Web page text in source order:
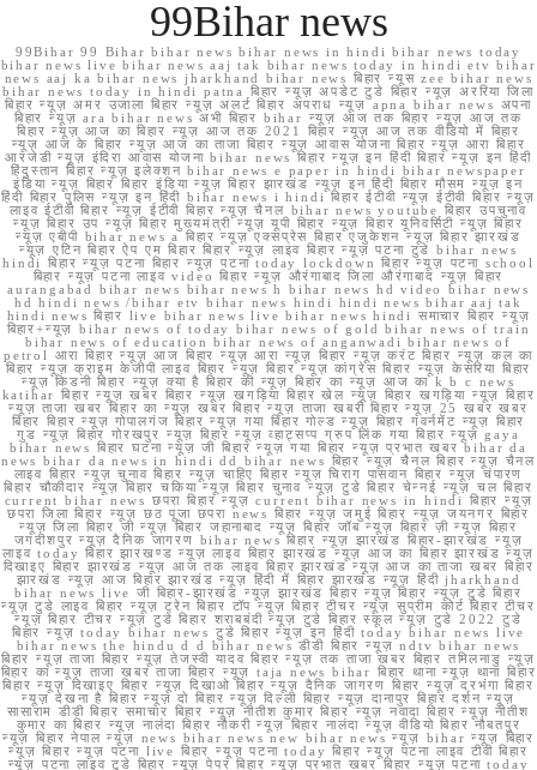
99Bihar news
99Bihar 99 Bihar bihar news bihar news in hindi bihar news today
bihar news live bihar news aaj tak bihar news today in hindi etv bihar
news aaj ka bihar news jharkhand bihar news बिहार न्यूस zee bihar news
bihar news today in hindi patna बिहार न्यूज़ अपडेट टुडे बिहार न्यूज़ अररिया जिला
बिहार न्यूज़ अमर उजाला बिहार न्यूज़ अलर्ट बिहार अपराध न्यूज़ apna bihar news अपना
बिहार न्यूज़ ara bihar news अभी बिहार bihar न्यूज़ आज तक बिहार न्यूज़ आज तक
बिहार न्यूज़ आज का बिहार न्यूज़ आज तक 2021 बिहार न्यूज़ आज तक वीडियो में बिहार
न्यूज़ आज के बिहार न्यूज़ आज का ताजा बिहार न्यूज़ आवास योजना बिहार न्यूज़ आरा बिहार
आरजेडी न्यूज़ इंदिरा आवास योजना bihar news बिहार न्यूज़ इन हिंदी बिहार न्यूज़ इन हिंदी
हिंदुस्तान बिहार न्यूज़ इलेक्शन bihar news e paper in hindi bihar newspaper
इंडिया न्यूज़ बिहार बिहार इंडिया न्यूज़ बिहार झारखंड न्यूज़ इन हिंदी बिहार मौसम न्यूज़ इन
हिंदी बिहार पुलिस न्यूज़ इन हिंदी bihar news i hindi बिहार ईटीवी न्यूज़ ईटीवी बिहार न्यूज़
लाइव ईटीवी बिहार न्यूज़ ईटीवी बिहार न्यूज़ चैनल bihar news youtube बिहार उपचुनाव
न्यूज़ बिहार उप न्यूज़ बिहार मुख्यमंत्री न्यूज़ यूपी बिहार न्यूज़ बिहार यूनिवर्सिटी न्यूज़ बिहार
न्यूज़ एबीपी bihar news a बिहार न्यूज़ एक्सप्रेस बिहार एजुकेशन न्यूज़ बिहार झारखंड
न्यूज़ एटिन बिहार ऐप एम बिहार बिहार न्यूज़ लाइव बिहार न्यूज़ पटना टुडे bihar news
hindi बिहार न्यूज़ पटना बिहार न्यूज़ पटना today lockdown बिहार न्यूज़ पटना school
बिहार न्यूज़ पटना लाइव video बिहार न्यूज़ औरंगाबाद जिला औरंगाबाद न्यूज़ बिहार
aurangabad bihar news bihar news h bihar news hd video bihar news
hd hindi news /bihar etv bihar news hindi hindi news bihar aaj tak
hindi news बिहार live bihar news live bihar news hindi समाचार बिहार न्यूज़
बिहार+न्यूज़ bihar news of today bihar news of gold bihar news of train
bihar news of education bihar news of anganwadi bihar news of
petrol आरा बिहार न्यूज़ आज बिहार न्यूज़ आरा न्यूज़ बिहार न्यूज़ करंट बिहार न्यूज़ कल का
बिहार न्यूज़ क्राइम केजीपी लाइव बिहार न्यूज़ बिहार न्यूज़ कांग्रेस बिहार न्यूज़ केसरिया बिहार
न्यूज़ किडनी बिहार न्यूज़ क्या है बिहार की न्यूज़ बिहार का न्यूज़ आज का k b c news
katihar बिहार न्यूज़ खबर बिहार न्यूज़ खगड़िया बिहार खेल न्यूज़ बिहार खगड़िया न्यूज़ बिहार
न्यूज़ ताजा खबर बिहार का न्यूज़ खबर बिहार न्यूज़ ताजा खबरी बिहार न्यूज़ 25 खबर खबर
बिहार बिहार न्यूज़ गोपालगंज बिहार न्यूज़ गया बिहार गोल्ड न्यूज़ बिहार गवर्नमेंट न्यूज़ बिहार
गुड न्यूज़ बिहार गोरखपुर न्यूज़ बिहार न्यूज़ व्हाट्सप्प ग्रुप लिंक गया बिहार न्यूज़ gaya
bihar news बिहार घटना न्यूज़ जी बिहार न्यूज़ गया बिहार न्यूज़ प्रभात खबर bihar da
news bihar da news in hindi dd bihar news बिहार न्यूज़ चैनल बिहार न्यूज़ चैनल
लाइव बिहार न्यूज़ चुनाव बिहार न्यूज़ चाहिए बिहार न्यूज़ चिराग पासवान बिहार न्यूज़ चंपारण
बिहार चौकीदार न्यूज़ बिहार चकिया न्यूज़ बिहार चुनाव न्यूज़ टुडे बिहार चेन्नई न्यूज़ चल बिहार
current bihar news छपरा बिहार न्यूज़ current bihar news in hindi बिहार न्यूज़
छपरा जिला बिहार न्यूज़ छठ पूजा छपरा news बिहार न्यूज़ जमुई बिहार न्यूज़ जयनगर बिहार
न्यूज़ जिला बिहार जी न्यूज़ बिहार जहानाबाद न्यूज़ बिहार जॉब न्यूज़ बिहार ज़ी न्यूज़ बिहार
जगदीशपुर न्यूज़ दैनिक जागरण bihar news बिहार न्यूज़ झारखंड बिहार-झारखंड न्यूज़
लाइव today बिहार झारखण्ड न्यूज़ लाइव बिहार झारखंड न्यूज़ आज का बिहार झारखंड न्यूज़
दिखाइए बिहार झारखंड न्यूज़ आज तक लाइव बिहार झारखंड न्यूज़ आज का ताजा खबर बिहार
झारखंड न्यूज़ आज बिहार झारखंड न्यूज़ हिंदी में बिहार झारखंड न्यूज़ हिंदी jharkhand
bihar news live जी बिहार-झारखंड न्यूज़ झारखंड बिहार न्यूज़ बिहार न्यूज़ टुडे बिहार
न्यूज़ टुडे लाइव बिहार न्यूज़ ट्रेन बिहार टॉप न्यूज़ बिहार टीचर न्यूज़ सुप्रीम कोर्ट बिहार टीचर
न्यूज़ बिहार टीचर न्यूज़ टुडे बिहार शराबबंदी न्यूज़ टुडे बिहार स्कूल न्यूज़ टुडे 2022 टुडे
बिहार न्यूज़ today bihar news टुडे बिहार न्यूज़ इन हिंदी today bihar news live
bihar news the hindu d d bihar news डीडी बिहार न्यूज़ ndtv bihar news
बिहार न्यूज़ ताजा बिहार न्यूज़ तेजस्वी यादव बिहार न्यूज़ तक ताजा खबर बिहार तमिलनाडु न्यूज़
बिहार का न्यूज़ ताजा खबर ताजा बिहार न्यूज़ taja news bihar बिहार थाना न्यूज़ थाना बिहार
बिहार न्यूज़ दिखाइए बिहार न्यूज़ दिखाओ बिहार न्यूज़ दैनिक जागरण बिहार न्यूज़ दरभंगा बिहार
न्यूज़ देखना है बिहार न्यूज़ दो बिहार न्यूज़ दिल्ली बिहार न्यूज़ दानापुर बिहार दर्शन न्यूज़
सासाराम डीडी बिहार समाचार बिहार न्यूज़ नीतीश कुमार बिहार न्यूज़ नवादा बिहार न्यूज़ नीतीश
कुमार का बिहार न्यूज़ नालंदा बिहार नौकरी न्यूज़ बिहार नालंदा न्यूज़ वीडियो बिहार नौबतपुर
न्यूज़ बिहार नेपाल न्यूज़ news bihar news new bihar news न्यूज़ bihar न्यूज़ बिहार
न्यूज़ बिहार न्यूज़ पटना live बिहार न्यूज़ पटना today बिहार न्यूज़ पटना लाइव टीवी बिहार
न्यूज़ पटना लाइव टुडे बिहार न्यूज़ पेपर बिहार न्यूज़ प्रभात खबर बिहार न्यूज़ पटना today